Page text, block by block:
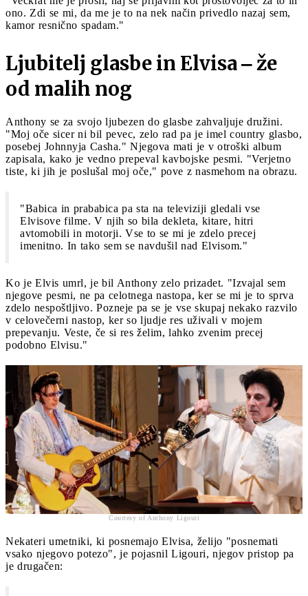
ono. Zdi se mi, da me je to na nek način privedlo nazaj sem,
kamor resnično spadam."
Ljubitelj glasbe in Elvisa ‒ že
od malih nog
Anthony se za svojo ljubezen do glasbe zahvaljuje družini.
"Moj oče sicer ni bil pevec, zelo rad pa je imel country glasbo,
posebej Johnnyja Casha." Njegova mati je v otroški album
zapisala, kako je vedno prepeval kavbojske pesmi. "Verjetno
tiste, ki jih je poslušal moj oče," pove z nasmehom na obrazu.
"Babica in prababica pa sta na televiziji gledali vse
Elvisove filme. V njih so bila dekleta, kitare, hitri
avtomobili in motorji. Vse to se mi je zdelo precej
imenitno. In tako sem se navdušil nad Elvisom."
Ko je Elvis umrl, je bil Anthony zelo prizadet. "Izvajal sem
njegove pesmi, ne pa celotnega nastopa, ker se mi je to sprva
zdelo nespoštljivo. Pozneje pa se je vse skupaj nekako razvilo
v celovečerni nastop, ker so ljudje res uživali v mojem
prepevanju. Veste, če si res želim, lahko zvenim precej
podobno Elvisu."
Courtesy of Anthony Ligouri
Nekateri umetniki, ki posnemajo Elvisa, želijo "posnemati
vsako njegovo potezo", je pojasnil Ligouri, njegov pristop pa
je drugačen: